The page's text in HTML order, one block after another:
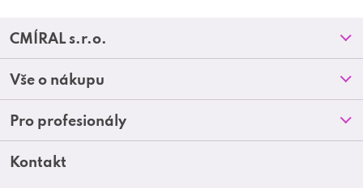
Z
á
p
a
CMÍRAL s.r.o.
Prodejny
O nás
Blog
Kontakt
Vše o nákupu
Doprava a platba
Obchodní podmínky
Reklamace a vrácení zboží
Pro profesionály
Akční letáky
Kontakt